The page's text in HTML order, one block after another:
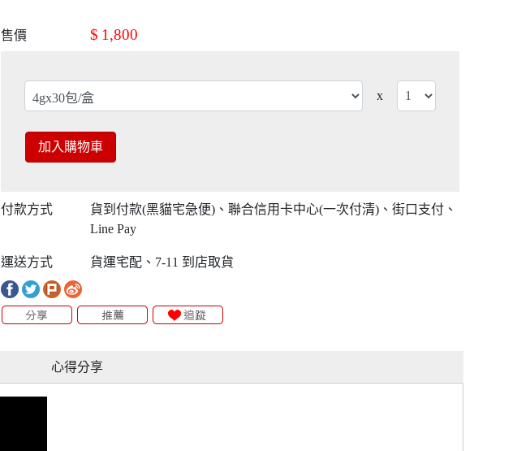
售價 $ 1,800
x
加入購物車
付款方式
貨到付款(黑貓宅急便)、聯合信用卡中心(一次付清)、街口支付、
Line Pay
運送方式 貨運宅配、7-11 到店取貨
心得分享